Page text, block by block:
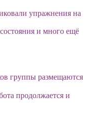
упражнения на
и много ещё
группы размещаются
продолжается и